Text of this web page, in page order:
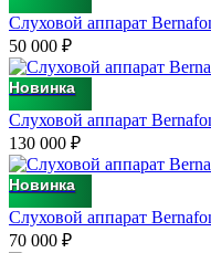
Слуховой аппарат
50 000 ₽
Новинка
Слуховой аппарат
130 000 ₽
Новинка
Слуховой аппарат
70 000 ₽